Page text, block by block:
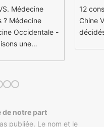
Médecine
? Médecine
Occidentale -
une…
12
Chine
de notre part
publiée. Le nom et le